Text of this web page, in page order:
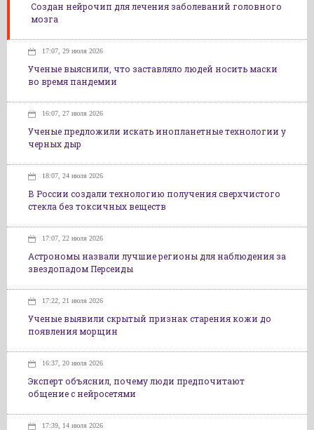
Создан нейрочип для лечения заболеваний головного
мозга
17:07, 29 июля 2026
Ученые выяснили, что заставляло людей носить маски
во время пандемии
16:07, 27 июля 2026
Ученые предложили искать инопланетные технологии у
черных дыр
18:07, 24 июля 2026
В России создали технологию получения сверхчистого
стекла без токсичных веществ
17:07, 22 июля 2026
Астрономы назвали лучшие регионы для наблюдения за
звездопадом Персеиды
17:22, 21 июля 2026
Ученые выявили скрытый признак старения кожи до
появления морщин
16:37, 20 июля 2026
Эксперт объяснил, почему люди предпочитают
общение с нейросетями
17:39, 14 июля 2026